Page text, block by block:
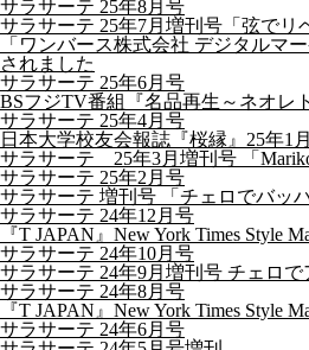
サラサーテ 25年8月号
サラサーテ 25年7月増刊号「弦でリ
「ワンバース株式会社 デジタルマ
されました
サラサーテ 25年6月号
BSフジTV番組『名品再生～ネオレ
サラサーテ 25年4月号
日本大学校友会報誌『桜縁』25年1
サラサーテ 25年3月増刊号 「
サラサーテ 25年2月号
サラサーテ 増刊号 「チェロでバッハ
サラサーテ 24年12月号
『T JAPAN』New York Times Style
サラサーテ 24年10月号
サラサーテ 24年9月増刊号 チェロで
サラサーテ 24年8月号
『T JAPAN』New York Times Style
サラサーテ 24年6月号